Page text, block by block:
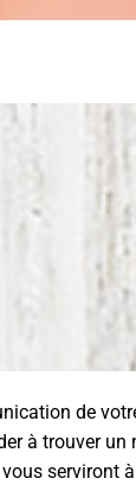
de
à trouver
serviront